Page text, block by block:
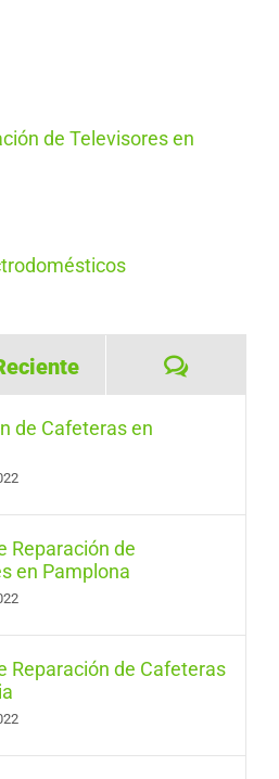
de Cafeteras en
Reparación de
en Pamplona
Reparación de Cafeteras